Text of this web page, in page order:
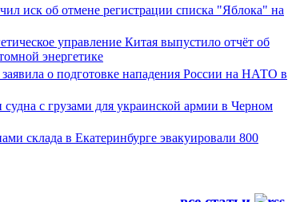
иск об отмене регистрации списка "Яблока" на
управление Китая выпустило отчёт об
энергетике
о подготовке нападения России на НАТО в
с грузами для украинской армии в Черном
склада в Екатеринбурге эвакуировали 800